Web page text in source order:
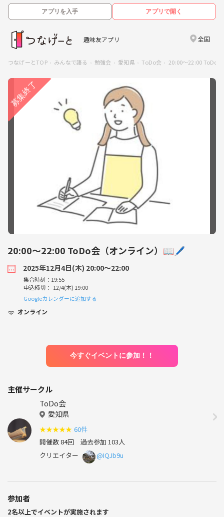
アプリを入手 アプリで開く
趣味友アプリ 全国
つなげーとTOP みんなで語る 勉強会 愛知県 ToDo会 20:00〜22:00 ToDo
20:00〜22:00 ToDo会（オンライン）📖🖊
2025年12月4日(木) 20:00〜22:00
集合時刻：19:55
申込締切： 12/4(木) 19:00
Googleカレンダーに追加する
オンライン
今すぐイベントに参加！！
主催サークル
ToDo会
愛知県
★★★★★ 60件
開催数 84回 過去参加 103人
クリエイター
@IQJb9u
参加者
2名以上でイベントが実施されます